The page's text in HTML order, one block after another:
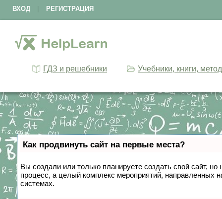
ВХОД РЕГИСТРАЦИЯ
ГДЗ и решебники Учебники, книги,
Как продвинуть сайт на первые места?
Вы создали или только планируете создать свой сайт,
процесс, а целый комплекс мероприятий, направленных
системах.